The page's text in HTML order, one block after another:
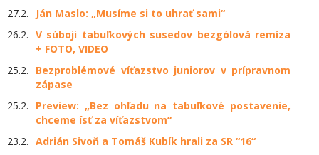
27.2.
Ján Maslo: „Musíme si to uhrať sami“
26.2. V súboji tabuľkových susedov bezgólová remíza
+ FOTO, VIDEO
25.2.
Bezproblémové víťazstvo juniorov v prípravnom
zápase
25.2.
Preview: „Bez ohľadu na tabuľkové postavenie,
chceme ísť za víťazstvom“
23.2. Adrián Sivoň a Tomáš Kubík hrali za SR “16“